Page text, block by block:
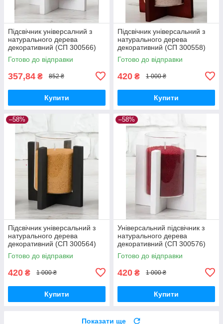
Підсвічник універсалний з
натурального дерева
декоративний (СП 300566)
Готово до відправки
357,84 ₴ 852 ₴
Купити
Підсвічник універсальний з
натурального дерева
декоративний (СП 300558)
Готово до відправки
420 ₴ 1 000 ₴
Купити
–58%
Підсвічник універсальний з
натурального дерева
декоративний (СП 300564)
Готово до відправки
420 ₴ 1 000 ₴
Купити
–58%
Універсальний підсвічник з
натурального дерева
декоративний (СП 300576)
Готово до відправки
420 ₴ 1 000 ₴
Купити
Показати ще